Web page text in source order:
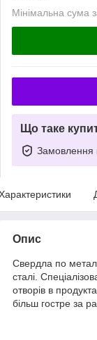
Мінімальна сума
Що таке
Замовлення
Опис
Свердла по
сталі.
отворів в
більш гостре за